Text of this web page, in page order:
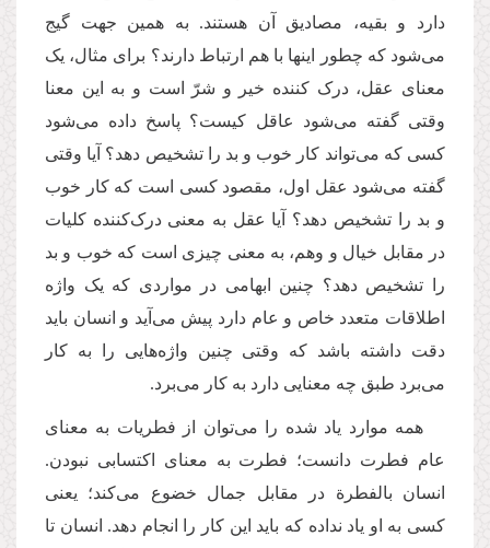
دارد و بقیه، مصادیق آن هستند. به همین جهت گیج
می‌شود که چطور اینها با هم ارتباط دارند؟ برای مثال، یک
معنای عقل، درک کننده خیر و شرّ است و به این معنا
وقتی گفته می‌شود عاقل کیست؟ پاسخ داده می‌شود
کسی که می‌تواند کار خوب و بد را تشخیص دهد؟ آيا وقتی
گفته می‌شود عقل اول، مقصود کسی است که کار خوب
و بد را تشخیص دهد؟ آیا عقل به معنی درک‌کننده کلیات
در مقابل خیال و وهم، به معنی چیزی است که خوب و بد
را تشخیص دهد؟ چنین ابهامی در مواردی که یک واژه
اطلاقات متعدد خاص و عام دارد پیش می‌آيد و انسان باید
دقت داشته باشد که وقتی چنین واژه‌هایی را به کار
می‌برد طبق چه معنایی دارد به کار می‌برد.
همه موارد یاد شده را می‌توان از فطریات به معنای
عام فطرت دانست؛ فطرت به معنای اکتسابی نبودن.
انسان بالفطرة در مقابل جمال خضوع می‌کند؛ یعنی
کسی به او یاد نداده که باید این کار را انجام دهد. انسان تا